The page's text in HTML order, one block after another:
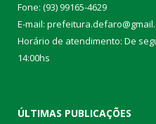
Fone: (93) 99165-4629
E-mail:
Horário de atendimento: De
14:00hs
ÚLTIMAS PUBLICAÇÕES